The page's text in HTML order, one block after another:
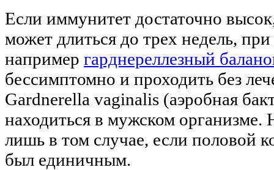
Если иммунитет достаточно
может длиться до трех недель,
например гарднереллезный
бессимптомно и проходить без
Gardnerella vaginalis (аэробная
находиться в мужском организме.
лишь в том случае, если половой
был единичным.